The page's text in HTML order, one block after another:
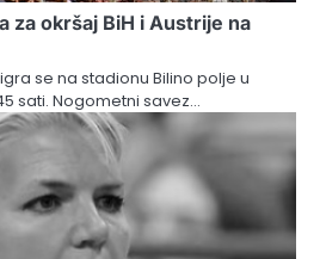
za okršaj BiH i Austrije na
se na stadionu Bilino polje u
sati. Nogometni savez…